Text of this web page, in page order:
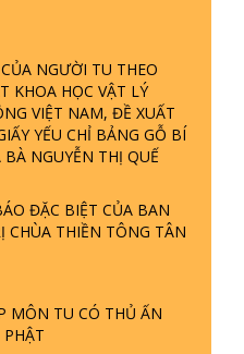
NGƯỜI TU THEO
KHOA HỌC VẬT LÝ
VIỆT NAM, ĐỀ XUẤT
YẾU CHỈ BẢNG GỖ BÍ
BÀ NGUYỄN THỊ QUẾ
ĐẶC BIỆT CỦA BAN
CHÙA THIỀN TÔNG TÂN
MÔN TU CÓ THỦ ẤN
TÔNG ĐẶC BIỆT P22
ĐẤT NHIỀU THIÊN TAI
HOẠN | TTTD
TÔNG ĐẶC BIỆT P21
PHẬT BƯỚC ĐI 7
HOA SEN ? | TTTD
LỄ TIỄN THIỀN TÔNG SƯ
PHẬT GIỚI